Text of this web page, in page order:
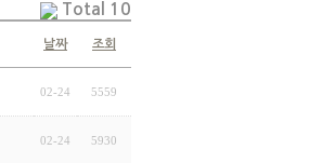
Total 10
날짜 조회
02-24 5559
02-24 5930